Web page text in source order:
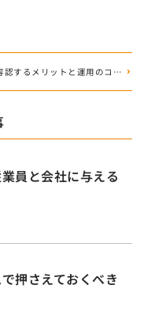
副業を容認するメリットと運用のコツ 社員のスキルアップを自社の利益に
員と会社に与える
押さえておくべき